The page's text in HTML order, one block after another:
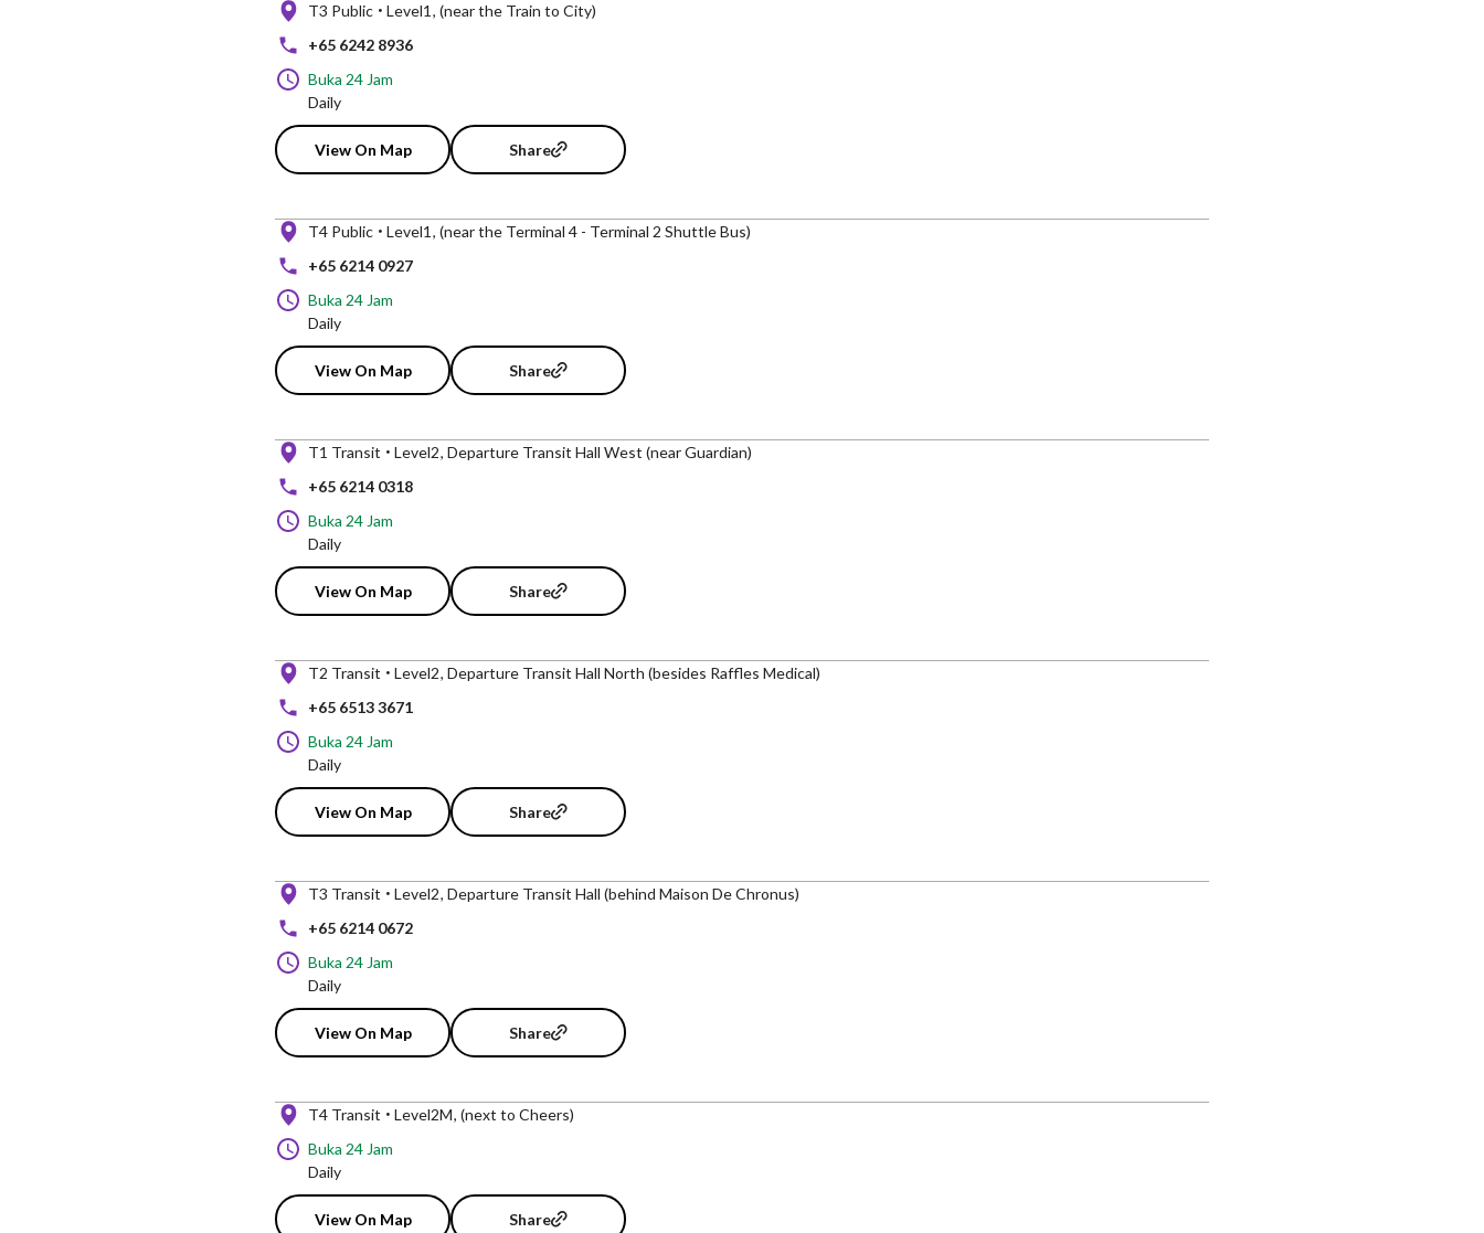
T3 Public Level1 (near the Train to City)
+65 6242 8936
Buka 24 Jam
Daily
View On Map Share
T4 Public Level1 (near the Terminal 4 - Terminal 2 Shuttle Bus)
+65 6214 0927
Buka 24 Jam
Daily
View On Map Share
T1 Transit Level2 Departure Transit Hall West (near Guardian)
+65 6214 0318
Buka 24 Jam
Daily
View On Map Share
T2 Transit Level2 Departure Transit Hall North (besides Raffles Medical)
+65 6513 3671
Buka 24 Jam
Daily
View On Map Share
T3 Transit Level2 Departure Transit Hall (behind Maison De Chronus)
+65 6214 0672
Buka 24 Jam
Daily
View On Map Share
T4 Transit Level2M (next to Cheers)
Buka 24 Jam
Daily
View On Map Share